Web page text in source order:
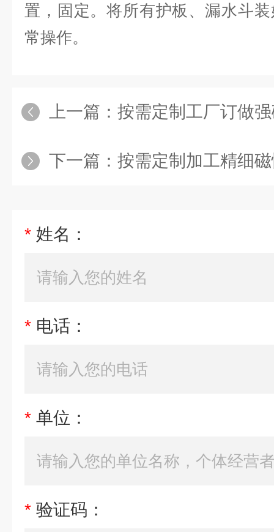
置，固定。将所有护板、漏水斗
常操作。
上一篇： 按需定制工厂订做
下一篇： 按需定制加工精细
* 姓名：
* 电话：
* 单位：
* 验证码：